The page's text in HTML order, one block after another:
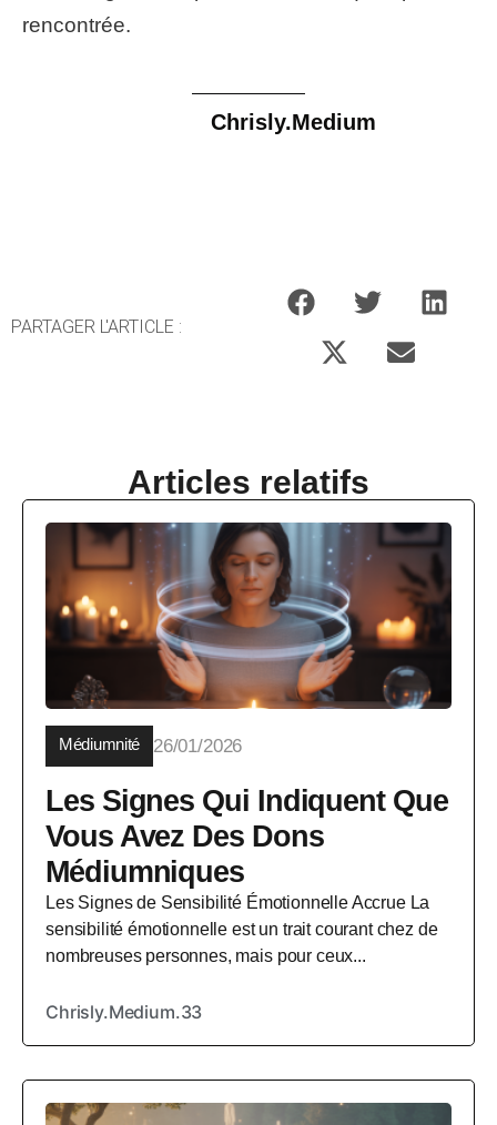
rencontrée.
Chrisly.Medium
PARTAGER L'ARTICLE :
Articles relatifs
Médiumnité 26/01/2026
Les Signes Qui Indiquent Que
Vous Avez Des Dons
Médiumniques
Les Signes de Sensibilité Émotionnelle Accrue La
sensibilité émotionnelle est un trait courant chez de
nombreuses personnes, mais pour ceux...
Chrisly.Medium.33